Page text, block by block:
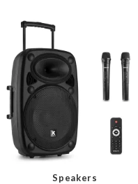
Speakers